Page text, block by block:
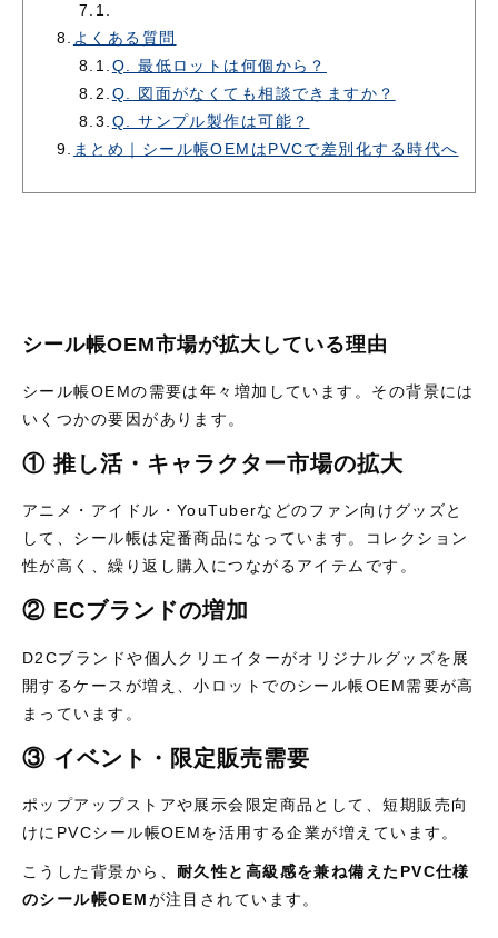
7.1.
8. よくある質問
8.1.Q. 最低ロットは何個から？
8.2.Q. 図面がなくても相談できますか？
8.3.Q. サンプル製作は可能？
9. まとめ｜シール帳OEMはPVCで差別化する時代へ
シール帳OEM市場が拡大している理由
シール帳OEMの需要は年々増加しています。その背景には
いくつかの要因があります。
① 推し活・キャラクター市場の拡大
アニメ・アイドル・YouTuberなどのファン向けグッズと
して、シール帳は定番商品になっています。コレクション
性が高く、繰り返し購入につながるアイテムです。
② ECブランドの増加
D2Cブランドや個人クリエイターがオリジナルグッズを展
開するケースが増え、小ロットでのシール帳OEM需要が高
まっています。
③ イベント・限定販売需要
ポップアップストアや展示会限定商品として、短期販売向
けにPVCシール帳OEMを活用する企業が増えています。
こうした背景から、 耐久性と高級感を兼ね備えたPVC仕様
のシール帳OEMが注目されています。